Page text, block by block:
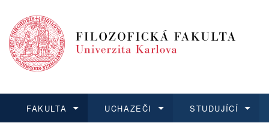
FAKULTA UCHAZEČI STUDUJÍCÍ